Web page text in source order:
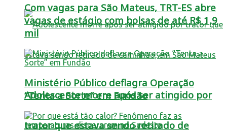
Adolescente morre após ser atingido por
trator que estava sendo retirado de
Com vagas para São Mateus, TRT-ES abre
vagas de estágio com bolsas de até R$ 1,9
mil
Ministério Público deflagra Operação
“Tenta a Sorte” em Fundão